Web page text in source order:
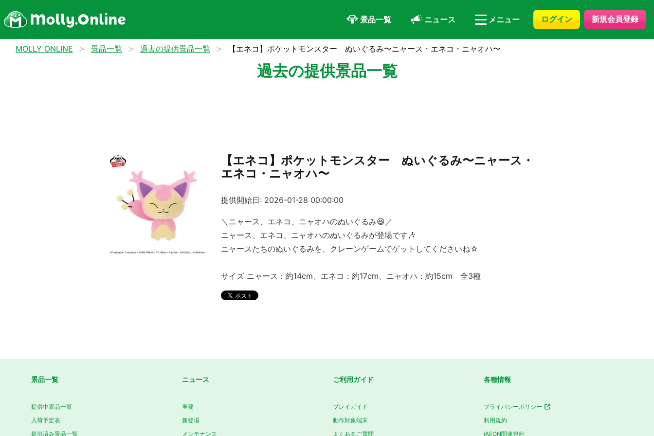
景品一覧 ニュース メニュー ログイン 新規会員登録
MOLLY ONLINE 景品一覧 過去の提供景品一覧 【エネコ】ポケットモンスター ぬいぐるみ〜ニャース・エネコ・ニャオハ〜
過去の提供景品一覧
【エネコ】ポケットモンスター ぬいぐるみ〜ニャース・
エネコ・ニャオハ〜
提供開始日: 2026-01-28 00:00:00
＼ニャース、エネコ、ニャオハのぬいぐるみ😆／
ニャース、エネコ、ニャオハのぬいぐるみが登場です🎶
ニャースたちのぬいぐるみを、クレーンゲームでゲットしてくださいね☆
サイズ ニャース：約14cm、エネコ：約17cm、ニャオハ：約15cm 全3種
景品一覧
提供中景品一覧
入荷予定表
提供済み景品一覧
ニュース
重要
新登場
メンテナンス
ご利用ガイド
プレイガイド
動作対象端末
よくあるご質問
各種情報
プライバシーポリシー
利用規約
iAEON関連規約